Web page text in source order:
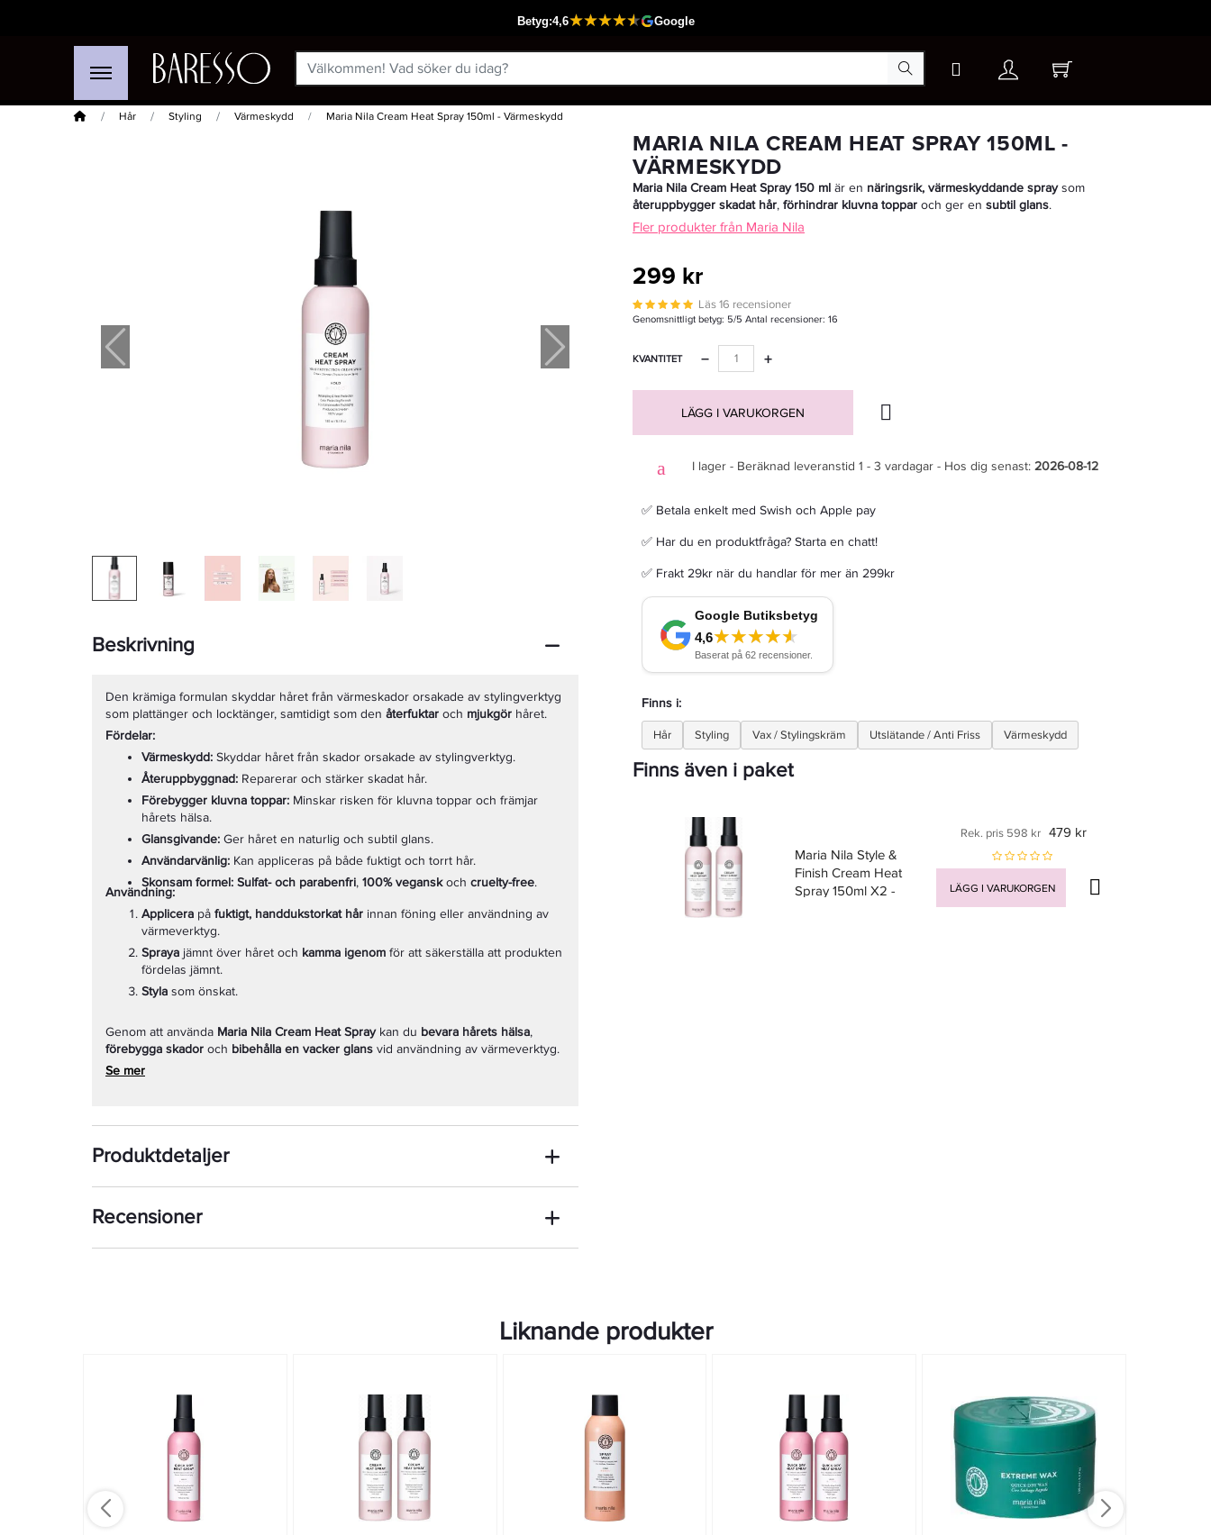
Hem Hår Styling Värmeskydd Maria Nila Cream Heat Spray 150ml - Värmeskydd
Passar din varukorg
Maria Nila Shaping Heat Spray 100ml
Beskrivning
Den krämiga formulan skyddar håret från värmeskador orsakade av stylingverktyg
som plattänger och locktänger, samtidigt som den återfuktar och mjukgör håret.
Fördelar:
Värmeskydd: Skyddar håret från skador orsakade av stylingverktyg.
Återuppbyggnad: Reparerar och stärker skadat hår.
Förebygger kluvna toppar: Minskar risken för kluvna toppar och främjar
hårets hälsa.
Glansgivande: Ger håret en naturlig och subtil glans.
Användarvänlig: Kan appliceras på både fuktigt och torrt hår.
Skonsam formel: Sulfat- och parabenfri, 100% veganskoch cruelty-free.
Användning:
Applicera på fuktigt, handdukstorkat hår innan föning eller användning av
värmeverktyg.
Spraya jämnt över håret och kamma igenom för att säkerställa att produkten
fördelas jämnt.
Styla som önskat.
Genom att använda Maria Nila Cream Heat Spraykan du bevara hårets hälsa,
förebygga skador och bibehålla en vacker glans vid användning av värmeverktyg.
Se mer
Produktdetaljer
Recensioner
MARIA NILA CREAM HEAT SPRAY 150ML -
VÄRMESKYDD
Maria Nila Cream Heat Spray 150 ml är en näringsrik, värmeskyddande spraysom
återuppbygger skadat hår, förhindrar kluvna toppar och ger en subtil glans.
Fler produkter från Maria Nila
299 kr
Läs 16 recensioner
Genomsnittligt betyg: 5/5 Antal recensioner: 16
KVANTITET +
−
LÄGG I VARUKORGEN
I lager - Beräknad leveranstid 1 - 3 vardagar - Hos dig senast: 2026-08-12
✅ Betala enkelt med Swish och Apple pay
✅ Har du en produktfråga? Starta en chatt!
✅ Frakt 29kr när du handlar för mer än 299kr
Finns i:
Hår Styling Vax / Stylingskräm Utslätande / Anti Friss Värmeskydd
Finns även i paket
Maria Nila Style &
Finish Cream Heat
Spray 150ml X2 -
Rek. pris 598 kr 479 kr
LÄGG I VARUKORGEN
Liknande produkter